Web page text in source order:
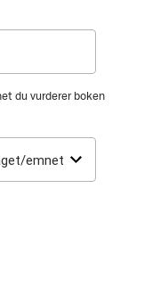
du vurderer boken